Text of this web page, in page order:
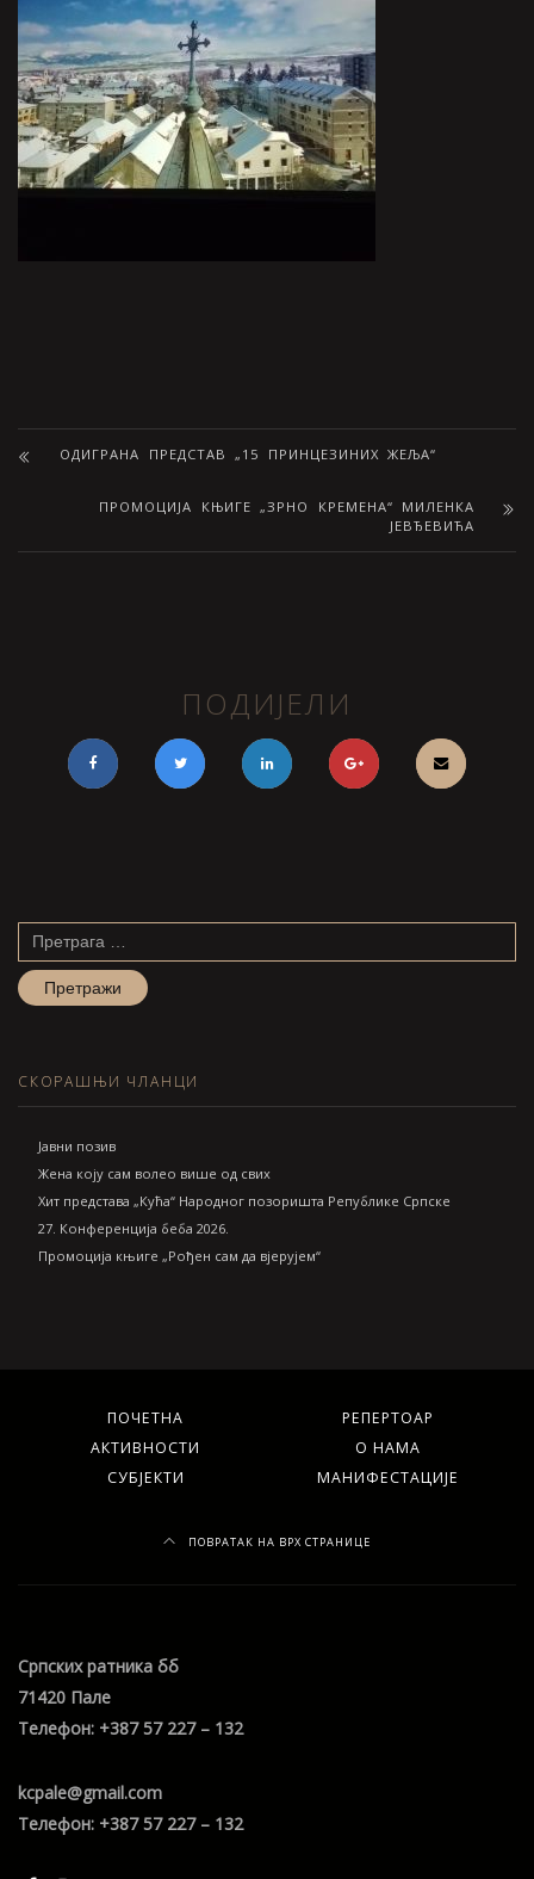
OДИГРАНА ПРЕДСТАВ „15 ПРИНЦЕЗИНИХ ЖЕЉА“
ПРОМОЦИЈА КЊИГЕ „ЗРНО КРЕМЕНА“ МИЛЕНКА
ЈЕВЂЕВИЋА
ПОДИЈЕЛИ
СКОРАШЊИ ЧЛАНЦИ
Jавни позив
Жена коју сам волео више од свих
Хит представа „Кућа“ Народног позоришта Републике Српске
27. Конференција беба 2026.
Промоција књиге „Рођен сам да вјерујем“
ПОЧЕТНА
РЕПЕРТОАР
АКТИВНОСТИ
О НАМА
СУБЈЕКТИ
МАНИФЕСТАЦИЈЕ
ПОВРАТАК НА ВРХ СТРАНИЦЕ
Српских ратника бб
71420 Пале
Телефон: +387 57 227 – 132
kcpale@gmail.com
Телефон: +387 57 227 – 132